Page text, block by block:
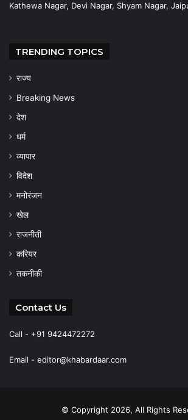
Kathewa Nagar, Devi Nagar, Shyam Nagar,
TRENDING TOPICS
राज्य
Breaking News
देश
धर्म
व्यापार
विदेश
मनोरंजन
खेल
राजनीती
करियर
तकनीकी
Contact Us
Call - +91 9424472272
Email - editor@khabardaar.com
© Copyright 2026, All Rights